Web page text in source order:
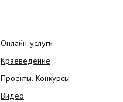
Онлайн-услуги
Краеведение
Проекты. Конкурсы
Видео